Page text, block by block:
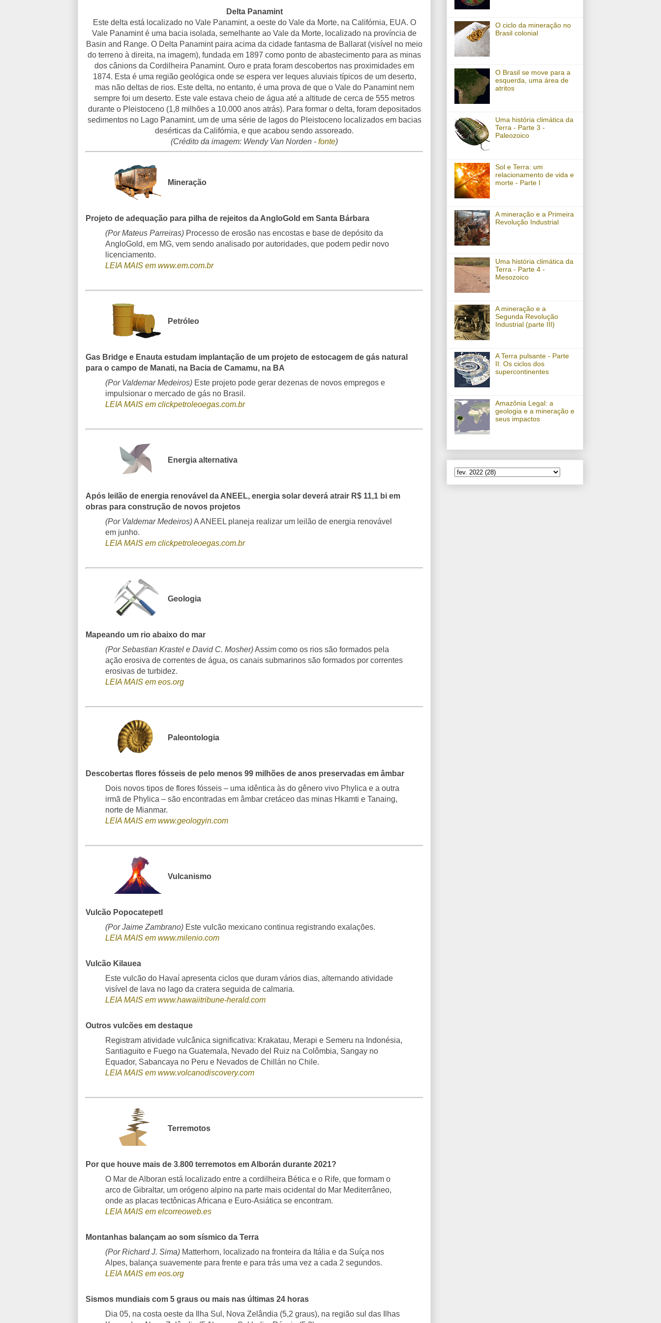
Delta Panamint
Este delta está localizado no Vale Panamint, a oeste do Vale da Morte, na Califórnia, EUA. O
Vale Panamint é uma bacia isolada, semelhante ao Vale da Morte, localizado na província de
Basin and Range. O Delta Panamint paira acima da cidade fantasma de Ballarat (visível no meio
do terreno à direita, na imagem), fundada em 1897 como ponto de abastecimento para as minas
dos cânions da Cordilheira Panamint. Ouro e prata foram descobertos nas proximidades em
1874. Esta é uma região geológica onde se espera ver leques aluviais típicos de um deserto,
mas não deltas de rios. Este delta, no entanto, é uma prova de que o Vale do Panamint nem
sempre foi um deserto. Este vale estava cheio de água até a altitude de cerca de 555 metros
durante o Pleistoceno (1,8 milhões a 10.000 anos atrás). Para formar o delta, foram depositados
sedimentos no Lago Panamint, um de uma série de lagos do Pleistoceno localizados em bacias
desérticas da Califórnia, e que acabou sendo assoreado.
(Crédito da imagem: Wendy Van Norden - fonte)
Mineração
Projeto de adequação para pilha de rejeitos da AngloGold em Santa Bárbara
(Por Mateus Parreiras) Processo de erosão nas encostas e base de depósito da
AngloGold, em MG, vem sendo analisado por autoridades, que podem pedir novo
licenciamento.
LEIA MAIS em www.em.com.br
Petróleo
Gas Bridge e Enauta estudam implantação de um projeto de estocagem de gás natural
para o campo de Manati, na Bacia de Camamu, na BA
(Por Valdemar Medeiros) Este projeto pode gerar dezenas de novos empregos e
impulsionar o mercado de gás no Brasil.
LEIA MAIS em clickpetroleoegas.com.br
Energia alternativa
Após leilão de energia renovável da ANEEL, energia solar deverá atrair R$ 11,1 bi em
obras para construção de novos projetos
(Por Valdemar Medeiros)A ANEEL planeja realizar um leilão de energia renovável
em junho.
LEIA MAIS em clickpetroleoegas.com.br
Geologia
Mapeando um rio abaixo do mar
(Por Sebastian Krastel e David C. Mosher)Assim como os rios são formados pela
ação erosiva de correntes de água, os canais submarinos são formados por correntes
erosivas de turbidez.
LEIA MAIS em eos.org
Paleontologia
Descobertas flores fósseis de pelo menos 99 milhões de anos preservadas em âmbar
Dois novos tipos de flores fósseis – uma idêntica às do gênero vivo Phylica e a outra
irmã de Phylica – são encontradas em âmbar cretáceo das minas Hkamti e Tanaing,
norte de Mianmar.
LEIA MAIS em www.geologyin.com
Vulcanismo
Vulcão Popocatepetl
(Por Jaime Zambrano) Este vulcão mexicano continua registrando exalações.
LEIA MAIS em www.milenio.com
Vulcão Kilauea
Este vulcão do Havaí apresenta ciclos que duram vários dias, alternando atividade
visível de lava no lago da cratera seguida de calmaria.
LEIA MAIS em www.hawaiitribune-herald.com
Outros vulcões em destaque
Registram atividade vulcânica significativa: Krakatau, Merapi e Semeru na Indonésia,
Santiaguito e Fuego na Guatemala, Nevado del Ruiz na Colômbia, Sangay no
Equador, Sabancaya no Peru e Nevados de Chillán no Chile.
LEIA MAIS em www.volcanodiscovery.com
Terremotos
Por que houve mais de 3.800 terremotos em Alborán durante 2021?
O Mar de Alboran está localizado entre a cordilheira Bética e o Rife, que formam o
arco de Gibraltar, um orógeno alpino na parte mais ocidental do Mar Mediterrâneo,
onde as placas tectônicas Africana e Euro-Asiática se encontram.
LEIA MAIS em elcorreoweb.es
Montanhas balançam ao som sísmico da Terra
(Por Richard J. Sima) Matterhorn, localizado na fronteira da Itália e da Suíça nos
Alpes, balança suavemente para frente e para trás uma vez a cada 2 segundos.
LEIA MAIS em eos.org
Sismos mundiais com 5 graus ou mais nas últimas 24 horas
Dia 05, na costa oeste da Ilha Sul, Nova Zelândia (5,2 graus), na região sul das Ilhas
O ciclo da mineração no
Brasil colonial
O Brasil se move para a
esquerda, uma área de
atritos
Uma história climática da
Terra - Parte 3 -
Paleozoico
Sol e Terra: um
relacionamento de vida e
morte - Parte I
A mineração e a Primeira
Revolução Industrial
Uma história climática da
Terra - Parte 4 -
Mesozoico
A mineração e a
Segunda Revolução
Industrial (parte III)
A Terra pulsante - Parte
II: Os ciclos dos
supercontinentes
Amazônia Legal: a
geologia e a mineração e
seus impactos